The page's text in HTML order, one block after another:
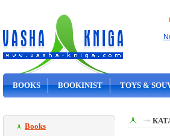
BOOKS BOOKINIST TOYS &
Books